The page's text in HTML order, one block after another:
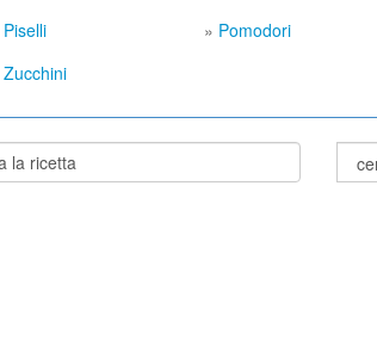
Piselli » Pomodori
Zucchini